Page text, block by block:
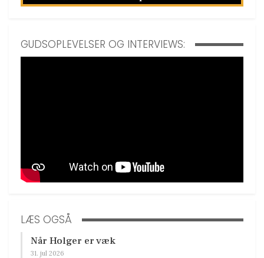
GUDSOPLEVELSER OG INTERVIEWS:
LÆS OGSÅ
Når Holger er væk
31. jul 2026